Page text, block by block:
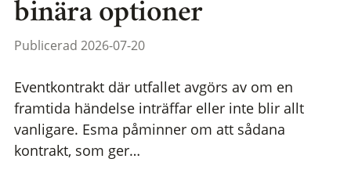
binära optioner
Publicerad 2026-07-20
Eventkontrakt där utfallet avgörs av om en
framtida händelse inträffar eller inte blir allt
vanligare. Esma påminner om att sådana
kontrakt, som ger…